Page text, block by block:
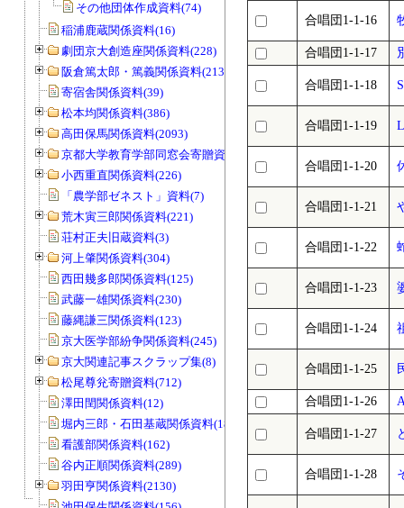
その他団体作成資料(74)
稲浦鹿蔵関係資料(16)
劇団京大創造座関係資料(228)
阪倉篤太郎・篤義関係資料(213)
寄宿舎関係資料(39)
松本均関係資料(386)
高田保馬関係資料(2093)
京都大学教育学部同窓会寄贈資料(963)
小西重直関係資料(226)
「農学部ゼネスト」資料(7)
荒木寅三郎関係資料(221)
荘村正夫旧蔵資料(3)
河上肇関係資料(304)
西田幾多郎関係資料(125)
武藤一雄関係資料(230)
藤縄謙三関係資料(123)
京大医学部紛争関係資料(245)
京大関連記事スクラップ集(8)
松尾尊兊寄贈資料(712)
澤田閏関係資料(12)
堀内三郎・石田基蔵関係資料(189)
看護部関係資料(162)
谷内正順関係資料(289)
羽田亨関係資料(2130)
合唱団1-1-16
合唱団1-1-17
合唱団1-1-18
合唱団1-1-19
合唱団1-1-20
合唱団1-1-21
合唱団1-1-22
合唱団1-1-23
合唱団1-1-24
合唱団1-1-25
合唱団1-1-26
合唱団1-1-27
合唱団1-1-28